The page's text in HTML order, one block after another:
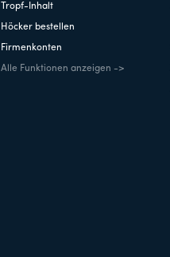
Tropf-Inhalt
Höcker bestellen
Firmenkonten
Alle Funktionen anzeigen ->